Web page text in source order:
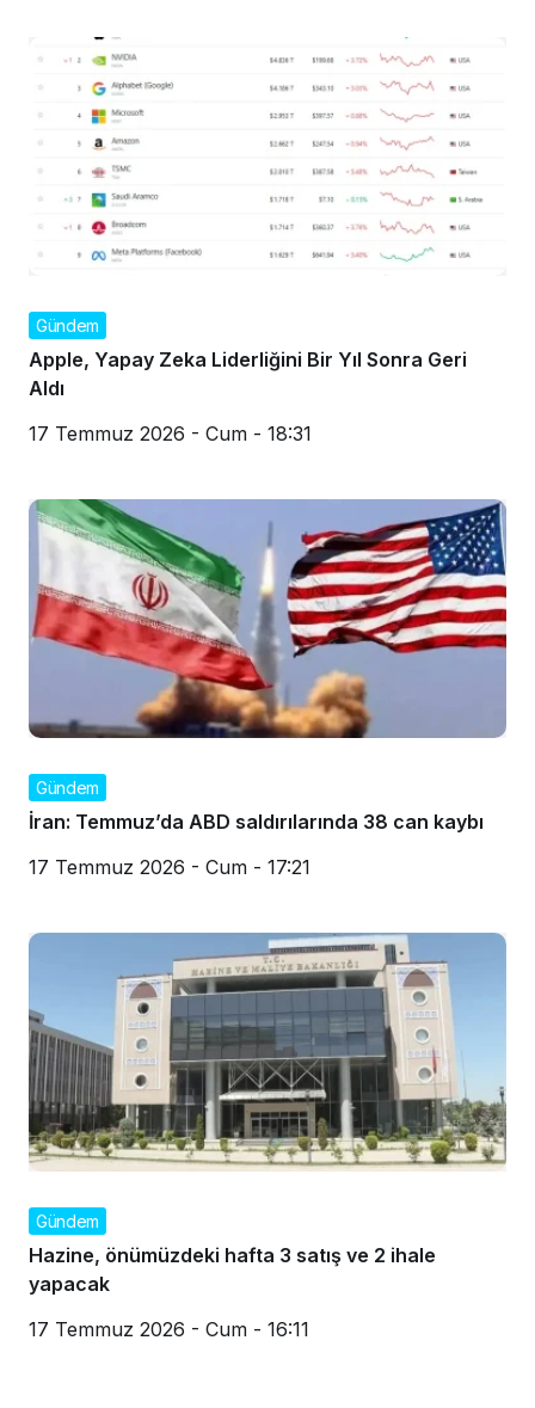
Gündem
Apple, Yapay Zeka Liderliğini Bir Yıl Sonra Geri
Aldı
17 Temmuz 2026 - Cum - 18:31
Gündem
İran: Temmuz’da ABD saldırılarında 38 can kaybı
17 Temmuz 2026 - Cum - 17:21
Gündem
Hazine, önümüzdeki hafta 3 satış ve 2 ihale
yapacak
17 Temmuz 2026 - Cum - 16:11